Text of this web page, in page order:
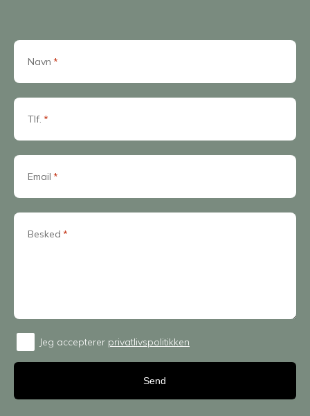
Navn *
Tlf. *
Email *
Besked *
Consent
Jeg accepterer privatlivspolitikken